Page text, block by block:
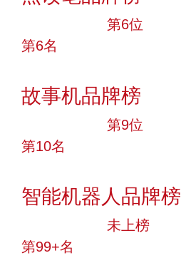
第6位
第6名
故事机品牌榜
第9位
第10名
智能机器人品牌榜
未上榜
第99+名